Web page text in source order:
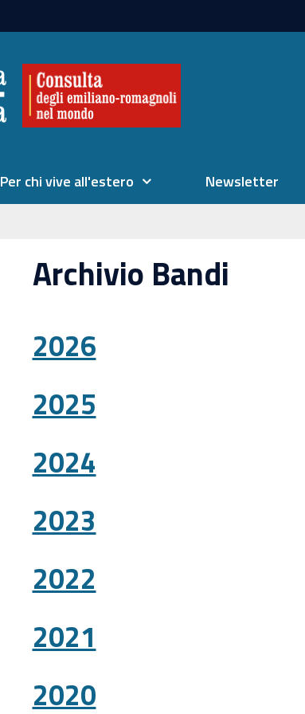
Per chi vive all'estero Newsletter
Archivio Bandi
2026
2025
2024
2023
2022
2021
2020